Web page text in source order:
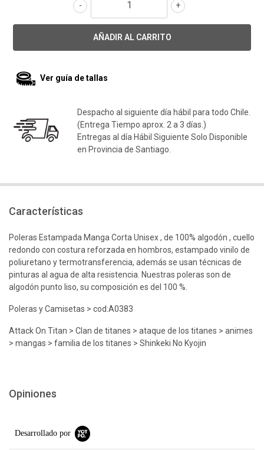
+
-
Ver guía de tallas
Despacho al siguiente día hábil para todo Chile.
(Entrega Tiempo aprox. 2 a 3 días.)
Entregas al día Hábil Siguiente Solo Disponible
en Provincia de Santiago.
Características
Poleras Estampada Manga Corta Unisex , de 100% algodón , cuello
redondo con costura reforzada en hombros, estampado vinilo de
poliuretano y termotransferencia, además se usan técnicas de
pinturas al agua de alta resistencia. Nuestras poleras son de
algodón punto liso, su composición es del 100 %.
Poleras y Camisetas > cod:A0383
Attack On Titan > Clan de titanes > ataque de los titanes > animes
> mangas > familia de los titanes > Shinkeki No Kyojin
Opiniones
Desarrollado por